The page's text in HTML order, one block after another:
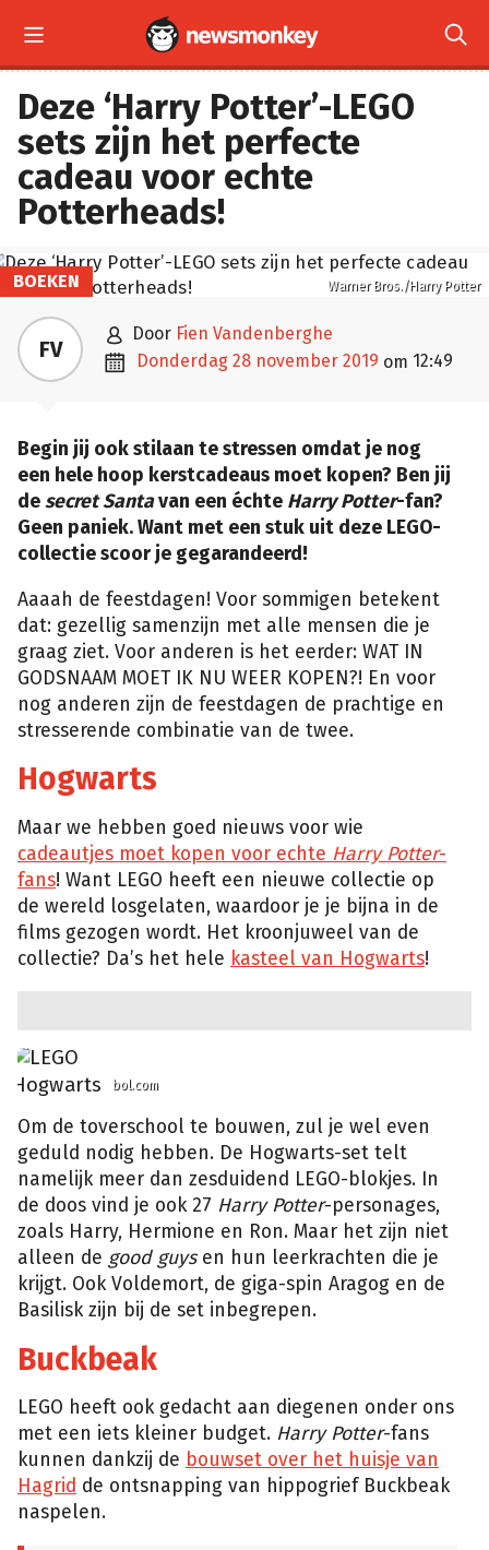
 
Deze ‘Harry Potter’-LEGO
sets zijn het perfecte
cadeau voor echte
Potterheads!
Warner Bros./Harry Potter
BOEKEN
FV  door Fien Vandenberghe
 donderdag 28 november 2019 om 12:49
Begin jij ook stilaan te stressen omdat je nog
een hele hoop kerstcadeaus moet kopen? Ben jij
desecret Santavan een échte Harry Potter-fan?
Geen paniek. Want met een stuk uit deze LEGO-
collectie scoor je gegarandeerd!
Aaaah de feestdagen! Voor sommigen betekent
dat: gezellig samenzijn met alle mensen die je
graag ziet. Voor anderen is het eerder: WAT IN
GODSNAAM MOET IK NU WEER KOPEN?! En voor
nog anderen zijn de feestdagen de prachtige en
stresserende combinatie van de twee.
Hogwarts
Maar we hebben goed nieuws voor wie
cadeautjes moet kopen voor echte Harry Potter-
fans! Want LEGO heeft een nieuwe collectie op
de wereld losgelaten, waardoor je je bijna in de
films gezogen wordt. Het kroonjuweel van de
collectie? Da’s het hele kasteel van Hogwarts!
bol.com
Om de toverschool te bouwen, zul je wel even
geduld nodig hebben. De Hogwarts-set telt
namelijk meer dan zesduidend LEGO-blokjes. In
de doos vind je ook 27 Harry Potter-personages,
zoals Harry, Hermione en Ron. Maar het zijn niet
alleen de good guysen hun leerkrachten die je
krijgt. Ook Voldemort, de giga-spin Aragog en de
Basilisk zijn bij de set inbegrepen.
Buckbeak
LEGO heeft ook gedacht aan diegenen onder ons
met een iets kleiner budget. Harry Potter-fans
kunnen dankzij de bouwset over het huisje van
Hagrid de ontsnapping van hippogrief Buckbeak
naspelen.